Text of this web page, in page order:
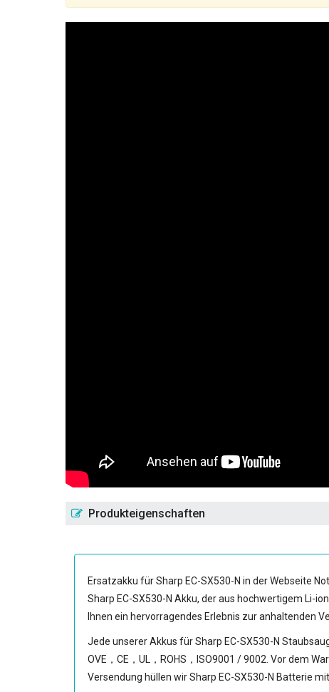
Produkteigenschaften
Ersatzakku für Sharp EC-SX530-N in der Webseite
Sharp EC-SX530-N Akku, der aus hochwertigem Li-
Ihnen ein hervorragendes Erlebnis zur anhaltenden
Jede unsererAkkus für Sharp EC-SX530-N
OVE，CE，UL，ROHS，ISO9001 / 9002. Vor dem
Versendung hüllen wirSharp EC-SX530-N Batterie